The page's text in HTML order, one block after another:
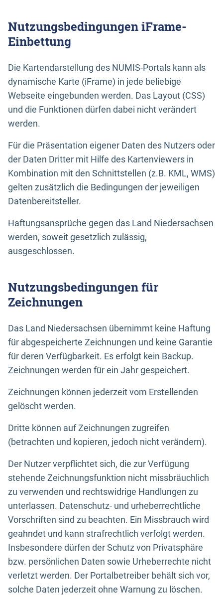
Nutzungsbedingungen iFrame-
Einbettung
Die Kartendarstellung des NUMIS-Portals kann als
dynamische Karte (iFrame) in jede beliebige
Webseite eingebunden werden. Das Layout (CSS)
und die Funktionen dürfen dabei nicht verändert
werden.
Für die Präsentation eigener Daten des Nutzers oder
der Daten Dritter mit Hilfe des Kartenviewers in
Kombination mit den Schnittstellen (z.B. KML, WMS)
gelten zusätzlich die Bedingungen der jeweiligen
Datenbereitsteller.
Haftungsansprüche gegen das Land Niedersachsen
werden, soweit gesetzlich zulässig,
ausgeschlossen.
Nutzungsbedingungen für
Zeichnungen
Das Land Niedersachsen übernimmt keine Haftung
für abgespeicherte Zeichnungen und keine Garantie
für deren Verfügbarkeit. Es erfolgt kein Backup.
Zeichnungen werden für ein Jahr gespeichert.
Zeichnungen können jederzeit vom Erstellenden
gelöscht werden.
Dritte können auf Zeichnungen zugreifen
(betrachten und kopieren, jedoch nicht verändern).
Der Nutzer verpflichtet sich, die zur Verfügung
stehende Zeichnungsfunktion nicht missbräuchlich
zu verwenden und rechtswidrige Handlungen zu
unterlassen. Datenschutz- und urheberrechtliche
Vorschriften sind zu beachten. Ein Missbrauch wird
geahndet und kann strafrechtlich verfolgt werden.
Insbesondere dürfen der Schutz von Privatsphäre
bzw. persönlichen Daten sowie Urheberrechte nicht
verletzt werden. Der Portalbetreiber behält sich vor,
solche Daten jederzeit ohne Warnung zu löschen.